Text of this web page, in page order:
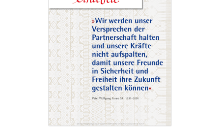
den richtigen Weg zu entwickeln, frei zu sein und
sich doch geborgen zu fühlen.
Text: Ulrike Maria Haak